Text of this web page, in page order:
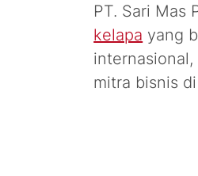
PT. Sari Mas
kelapa yang
mitra bisnis